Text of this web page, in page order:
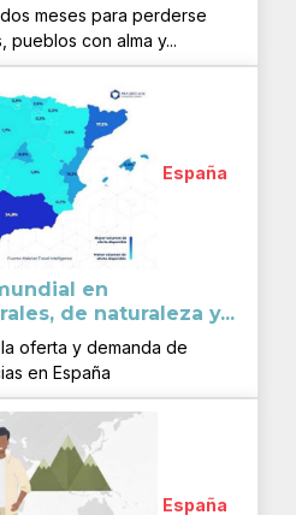
meses para perderse
pueblos con alma y...
España
en
de naturaleza y...
oferta y demanda de
en España
España